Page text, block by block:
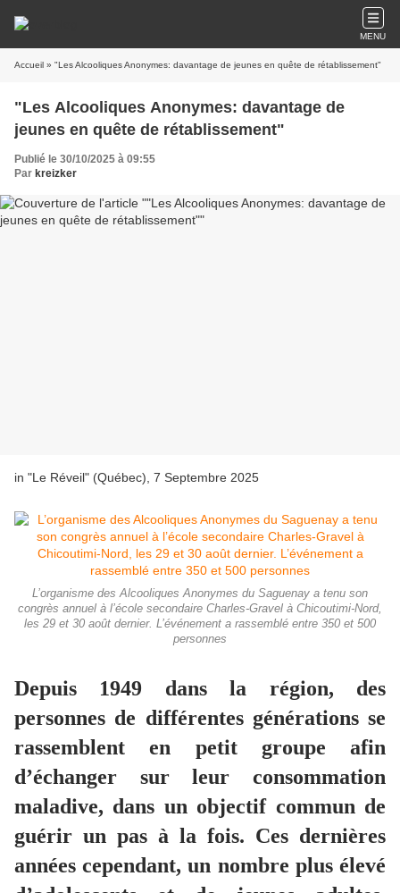
MENU
Accueil » "Les Alcooliques Anonymes: davantage de jeunes en quête de rétablissement"
"Les Alcooliques Anonymes: davantage de
jeunes en quête de rétablissement"
Publié le 30/10/2025 à 09:55
Par kreizker
in "Le Réveil" (Québec), 7 Septembre 2025
L’organisme des Alcooliques Anonymes du Saguenay a tenu son
congrès annuel à l’école secondaire Charles-Gravel à Chicoutimi-Nord,
les 29 et 30 août dernier. L’événement a rassemblé entre 350 et 500
personnes
Depuis 1949 dans la région, des
personnes de différentes générations se
rassemblent en petit groupe afin
d’échanger sur leur consommation
maladive, dans un objectif commun de
guérir un pas à la fois. Ces dernières
années cependant, un nombre plus élevé